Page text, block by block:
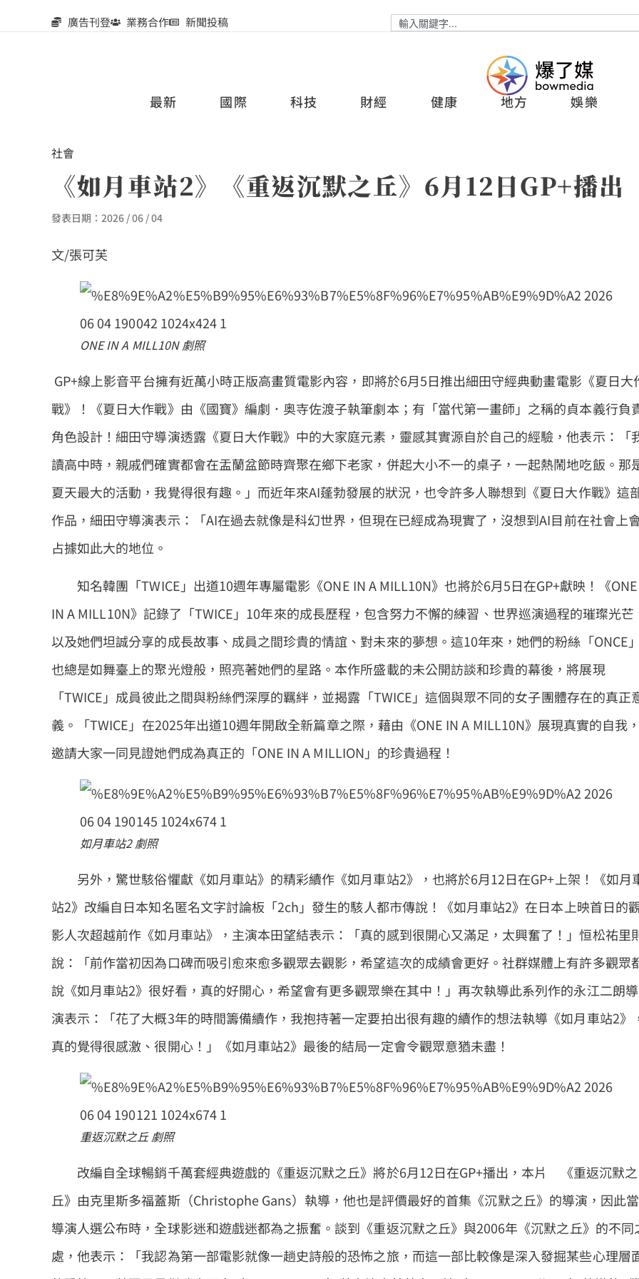
廣告刊登 業務合作 新聞投稿
最新 國際 科技 財經 健康 地方 娛樂
社會
《如月車站2》《重返沉默之丘》6月12日GP+播出
發表日期： 2026 / 06 / 04
文/張可芙
ONE IN A MILL10N 劇照
GP+線上影音平台擁有近萬小時正版高畫質電影內容，即將於6月5日推出細田守經典動畫電影《夏日大
戰》！《夏日大作戰》由《國寶》編劇．奥寺佐渡子執筆劇本；有「當代第一畫師」之稱的貞本義行負
角色設計！細田守導演透露《夏日大作戰》中的大家庭元素，靈感其實源自於自己的經驗，他表示：「
讀高中時，親戚們確實都會在盂蘭盆節時齊聚在鄉下老家，併起大小不一的桌子，一起熱鬧地吃飯。那
夏天最大的活動，我覺得很有趣。」而近年來AI蓬勃發展的狀況，也令許多人聯想到《夏日大作戰》這
作品，細田守導演表示：「AI在過去就像是科幻世界，但現在已經成為現實了，沒想到AI目前在社會上
占據如此大的地位。
知名韓團「TWICE」出道10週年專屬電影《ONE IN A MILL10N》也將於6月5日在GP+獻映！《ONE
IN A MILL10N》記錄了「TWICE」10年來的成長歷程，包含努力不懈的練習、世界巡演過程的璀璨光芒
以及她們坦誠分享的成長故事、成員之間珍貴的情誼、對未來的夢想。這10年來，她們的粉絲「ONCE」
也總是如舞臺上的聚光燈般，照亮著她們的星路。本作所盛載的未公開訪談和珍貴的幕後，將展現
「TWICE」成員彼此之間與粉絲們深厚的羈絆，並揭露「TWICE」這個與眾不同的女子團體存在的真正
義。「TWICE」在2025年出道10週年開啟全新篇章之際，藉由《ONE IN A MILL10N》展現真實的自我，
邀請大家一同見證她們成為真正的「ONE IN A MILLION」的珍貴過程！
如月車站2 劇照
另外，驚世駭俗懼獻《如月車站》的精彩續作《如月車站2》，也將於6月12日在GP+上架！《如月
站2》改編自日本知名匿名文字討論板「2ch」發生的駭人都市傳說！《如月車站2》在日本上映首日的
影人次超越前作《如月車站》，主演本田望結表示：「真的感到很開心又滿足，太興奮了！」恒松祐里
說：「前作當初因為口碑而吸引愈來愈多觀眾去觀影，希望這次的成績會更好。社群媒體上有許多觀眾
說《如月車站2》很好看，真的好開心，希望會有更多觀眾樂在其中！」再次執導此系列作的永江二朗導
演表示：「花了大概3年的時間籌備續作，我抱持著一定要拍出很有趣的續作的想法執導《如月車站2》
真的覺得很感激、很開心！」《如月車站2》最後的結局一定會令觀眾意猶未盡！
重返沉默之丘 劇照
改編自全球暢銷千萬套經典遊戲的《重返沉默之丘》將於6月12日在GP+播出，本片 《重返沉默之
丘》由克里斯多福蓋斯（Christophe Gans）執導，他也是評價最好的首集《沉默之丘》的導演，因此當
導演人選公布時，全球影迷和遊戲迷都為之振奮。談到《重返沉默之丘》與2006年《沉默之丘》的不同
處，他表示：「我認為第一部電影就像一趟史詩般的恐怖之旅，而這一部比較像是深入發掘某些心理層